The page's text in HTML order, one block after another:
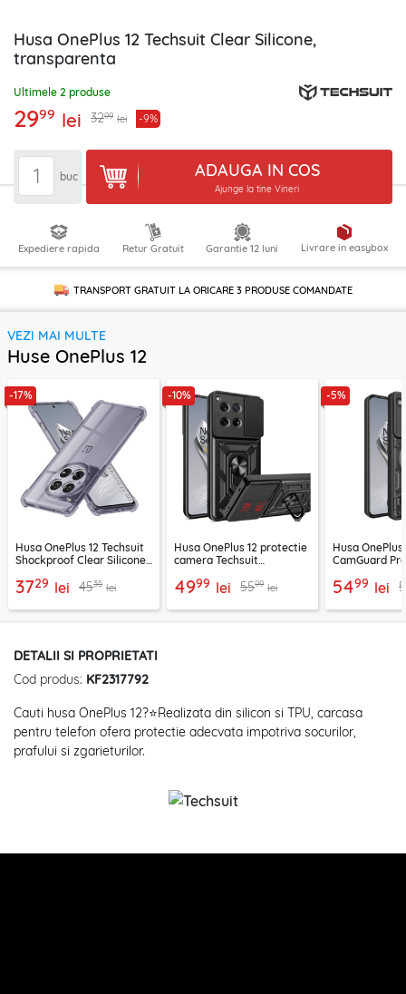
Husa OnePlus 12 Techsuit Clear Silicone,
transparenta
Ultimele 2 produse
2999 lei 3299 lei -9%
buc ADAUGA IN COS
Ajunge la tine Vineri
Expediere rapida Retur Gratuit Garantie 12 luni Livrare in easybox
TRANSPORT GRATUIT LA ORICARE 3 PRODUSECOMANDATE
VEZI MAI MULTE
Huse OnePlus 12
-17%
Husa OnePlus 12 Techsuit
Shockproof Clear Silicone,
3729 lei 4535 lei
-10%
Husa OnePlus 12 protectie
camera Techsuit
4999 lei 5599 lei
-5%
Husa
CamGuard
5499 lei
DETALII SI PROPRIETATI
Cod produs: KF2317792
Cauti husa OnePlus 12?⭐Realizata din silicon si TPU, carcasa
pentru telefon ofera protectie adecvata impotriva socurilor,
prafului si zgarieturilor.